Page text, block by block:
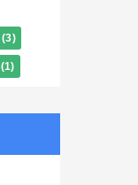
(3)
(1)